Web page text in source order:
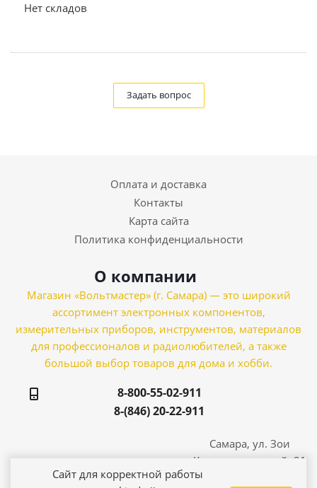
Нет складов
Задать вопрос
Оплата и доставка
Контакты
Карта сайта
Политика конфиденциальности
О компании
Магазин «Вольтмастер» (г. Самара) — это широкий
ассортимент электронных компонентов,
измерительных приборов, инструментов, материалов
для профессионалов и радиолюбителей, а также
большой выбор товаров для дома и хобби.
8-800-55-02-911
8-(846) 20-22-911
Самара, ул. Зои
Космодемьянской, 21
Сайт для корректной работы